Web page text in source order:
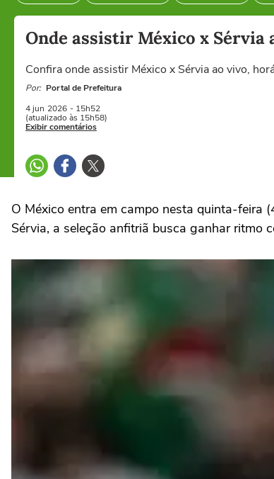
Onde assistir México x Sérvia
Confira onde assistir México x Sérvia ao vivo,
Por: Portal de Prefeitura
4 jun 2026 - 15h52
(atualizado às 15h58)
Exibir comentários
O México entra em campo nesta quinta-feira
Sérvia, a seleção anfitriã busca ganhar ritmo